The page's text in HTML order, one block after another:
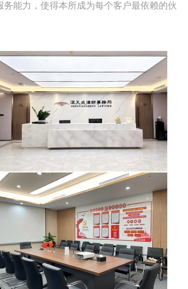
能力，使得本所成为每个客户最依赖的伙